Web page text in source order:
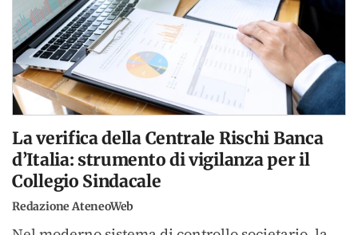
La verifica della Centrale Rischi Banca
d’Italia: strumento di vigilanza per il
Collegio Sindacale
Redazione AteneoWeb